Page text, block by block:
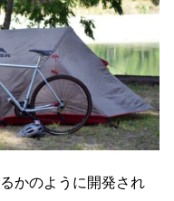
かのように開発され